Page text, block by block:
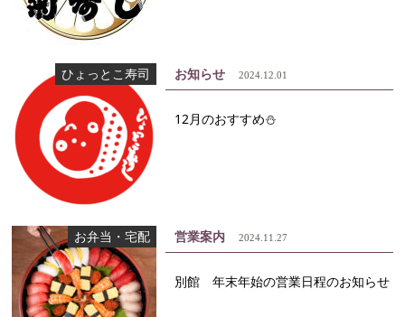
ひょっとこ寿司 お知らせ 2024.12.01
12月のおすすめ⛄
お弁当・宅配 営業案内 2024.11.27
別館 年末年始の営業日程のお知らせ